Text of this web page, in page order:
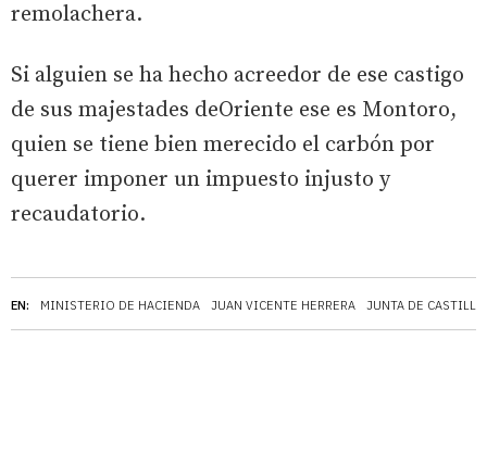
EN: MINISTERIO DE HACIENDA JUAN VICENTE HERRERA JUNTA DE CASTILLA
remolachera.
Si alguien se ha hecho acreedor de ese castigo
de sus majestades deOriente ese es Montoro,
quien se tiene bien merecido el carbón por
querer imponer un impuesto injusto y
recaudatorio.